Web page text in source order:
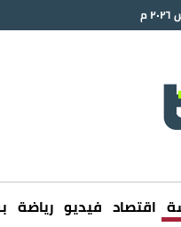
اقتصاد فيديو رياضة